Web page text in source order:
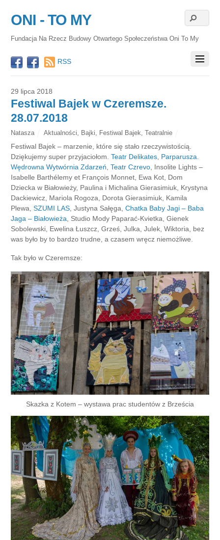
ONI - TO MY
Fundacja Na Rzecz Budowy Otwartego Społeczeństwa Oni To My
RSS
29 lipca 2018
Festiwal Bajek w Czeremsze.
28.07.2018
Natasza Aktualności Bajki Festiwal Bajek Teatralnie
Festiwal Bajek – marzenie, które się stało rzeczywistością.
Dziękujemy super przyjaciołom.Teatr Delikates Parparusza.
Wędrowna Wytwórnia Zdarzeń ,Teatr Czrevo , Insolite Lights –
Isabelle Barthélemy et François Monnet, Ewa Kot, Dom
Dziecka w Białowieży, Paulina i Michalina Gierasimiuk, Krystyna
Dackiewicz, Mariola Rogoza, Dorota Gierasimiuk, Kamila
Plewa,SZUMI LAS , Justyna Sałęga,Chatka Baby Jagi – Baba
Jaga – Białowieża , Studio Mody Paparać-Kvietka, Gienek
Sobolewski, Ewelina Łuszcz, Grześ, Julka, Julek, Wiktoria, bez
was było by to bardzo trudne, a czasem wręcz niemożliwe.
Tak było w Czeremsze:
Skazka z Kotem – wystawa prac studentów z Brześcia